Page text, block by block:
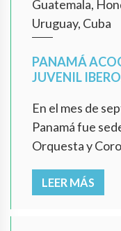
Guatemala,
Uruguay, Cuba
PANAMÁ
JUVENIL
En el mes de
Panamá fue
Orquesta y
LEER MÁS